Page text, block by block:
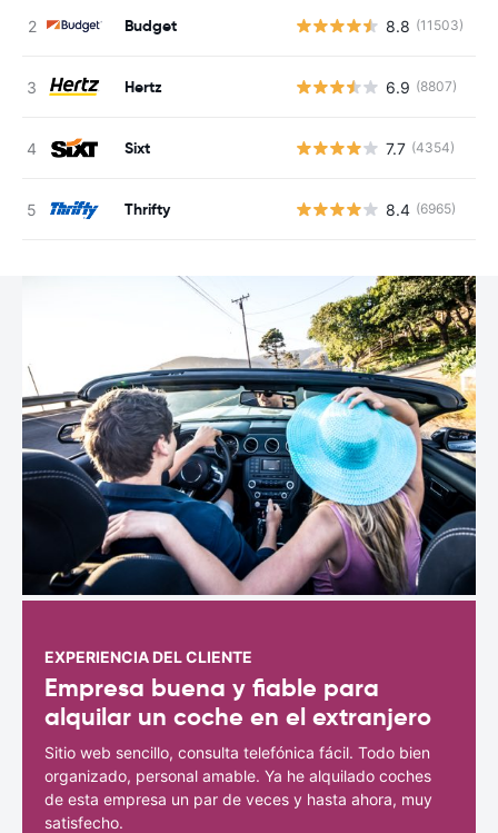
Budget 8.8 (11503)
Hertz 6.9 (8807)
Sixt 7.7 (4354)
Thrifty 8.4 (6965)
EXPERIENCIA DEL CLIENTE
Empresa buena y fiable para
alquilar un coche en el extranjero
Sitio web sencillo, consulta telefónica fácil. Todo bien
organizado, personal amable. Ya he alquilado coches
de esta empresa un par de veces y hasta ahora, muy
satisfecho.